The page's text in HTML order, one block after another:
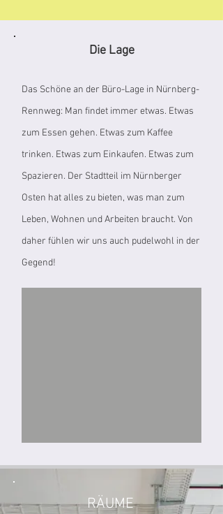
Die Lage
Das Schöne an der Büro-Lage in Nürnberg-
Rennweg: Man findet immer etwas. Etwas
zum Essen gehen. Etwas zum Kaffee
trinken. Etwas zum Einkaufen. Etwas zum
Spazieren. Der Stadtteil im Nürnberger
Osten hat alles zu bieten, was man zum
Leben, Wohnen und Arbeiten braucht. Von
daher fühlen wir uns auch pudelwohl in der
Gegend!
RÄUME